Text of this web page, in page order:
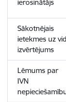
ierosinātājs
Sākotnējais
ietekmes uz
izvērtējums
Lēmums par
IVN